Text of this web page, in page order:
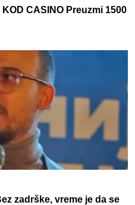
CASINO Preuzmi 1500
zadrške, vreme je da se